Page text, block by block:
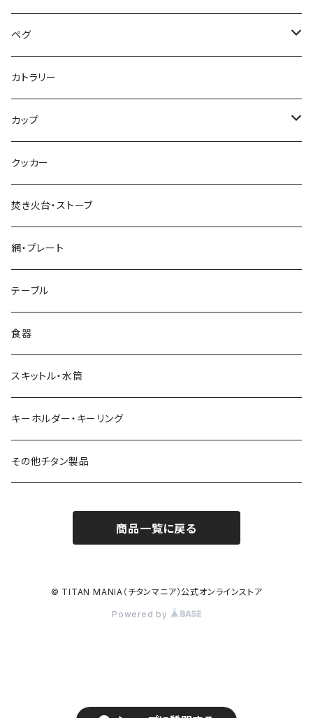
ペグ
標準タイプ
超軽量タイプ
ネイルペグ
V字型
Y字型
カトラリー
カップ
シングルマグ
シェラカップ
ダブルウォールカップ
リッド（蓋）
クッカー
焚き火台・ストーブ
網・プレート
テーブル
食器
スキットル・水筒
キーホルダー・キーリング
その他チタン製品
商品一覧に戻る
© TITAN MANIA（チタンマニア）公式オンラインストア
Powered by